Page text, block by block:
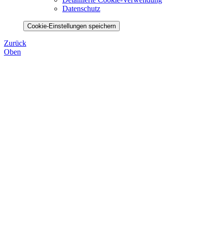
Datenschutz
Cookie-Einstellungen speichern
Zurück
Oben